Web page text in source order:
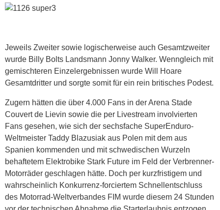
Jeweils Zweiter sowie logischerweise auch Gesamtzweiter
wurde Billy Bolts Landsmann Jonny Walker. Wenngleich mit
gemischteren Einzelergebnissen wurde Will Hoare
Gesamtdritter und sorgte somit für ein rein britisches Podest.
Zugern hätten die über 4.000 Fans in der Arena Stade
Couvert de Lievin sowie die per Livestream involvierten
Fans gesehen, wie sich der sechsfache SuperEnduro-
Weltmeister Taddy Blazusiak aus Polen mit dem aus
Spanien kommenden und mit schwedischen Wurzeln
behaftetem Elektrobike Stark Future im Feld der Verbrenner-
Motorräder geschlagen hätte. Doch per kurzfristigem und
wahrscheinlich Konkurrenz-forciertem Schnellentschluss
des Motorrad-Weltverbandes FIM wurde diesem 24 Stunden